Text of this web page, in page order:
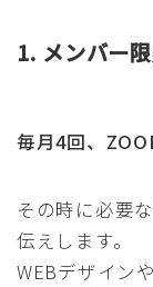
1. メンバー
毎月4回、
その時に必要
伝えします。
WEBデザイン